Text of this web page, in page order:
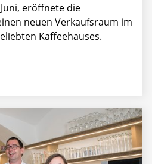
eröffnete die
neuen Verkaufsraum im
Kaffeehauses.